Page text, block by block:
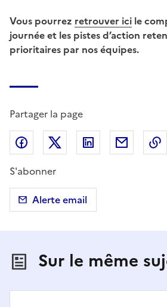
Vous pourrez retrouver ici le
journée et les pistes d’action
prioritaires par nos équipes.
Partager la page
Partager sur Facebook
Partager sur X
Partager sur
S'abonner
Alerte email
Sur le même